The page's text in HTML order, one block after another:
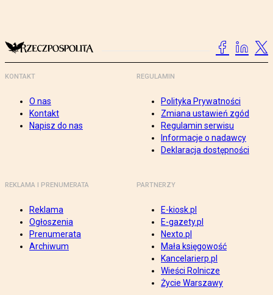
KONTAKT
O nas
Kontakt
Napisz do nas
REGULAMIN
Polityka Prywatności
Zmiana ustawień zgód
Regulamin serwisu
Informacje o nadawcy
Deklaracja dostępności
REKLAMA I PRENUMERATA
Reklama
Ogłoszenia
Prenumerata
Archiwum
PARTNERZY
E-kiosk.pl
E-gazety.pl
Nexto.pl
Mała księgowość
Kancelarierp.pl
Wieści Rolnicze
Życie Warszawy